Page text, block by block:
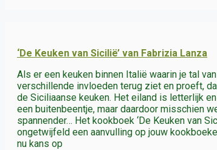
‘De Keuken van Sicilië’ van Fabrizia Lanza
Als er een keuken binnen Italië waarin je tal van
verschillende invloeden terug ziet en proeft,
de Siciliaanse keuken. Het eiland is letterlijk
een buitenbeentje, maar daardoor misschien
spannender… Het kookboek ‘De Keuken van
ongetwijfeld een aanvulling op jouw
nu kans op